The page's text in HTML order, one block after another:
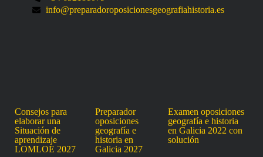
info@preparadoroposicionesgeografiahistoria.es
Consejos para
elaborar una
Situación de
aprendizaje
LOMLOE 2027
Preparador
oposiciones
geografía e
historia en
Galicia 2027
Examen oposiciones
geografía e historia
en Galicia 2022 con
solución